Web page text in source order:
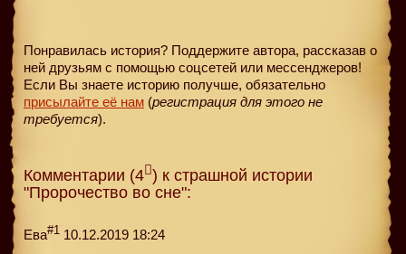
Понравилась история? Поддержите автора, рассказав о
ней друзьям с помощью соцсетей или мессенджеров!
Если Вы знаете историю получше, обязательно
присылайте её нам (регистрация для этого не
требуется).
Комментарии (4 ) к страшной истории
"Пророчество во сне":
Ева#1 10.12.2019 18:24